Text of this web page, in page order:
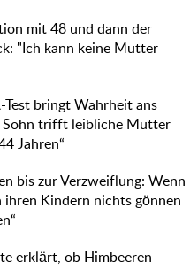
mit 48 und dann der
"Ich kann keine Mutter
Test bringt Wahrheit ans
Sohn trifft leibliche Mutter
Jahren“
bis zur Verzweiflung: Wenn
ihren Kindern nichts gönnen
erklärt, ob Himbeeren